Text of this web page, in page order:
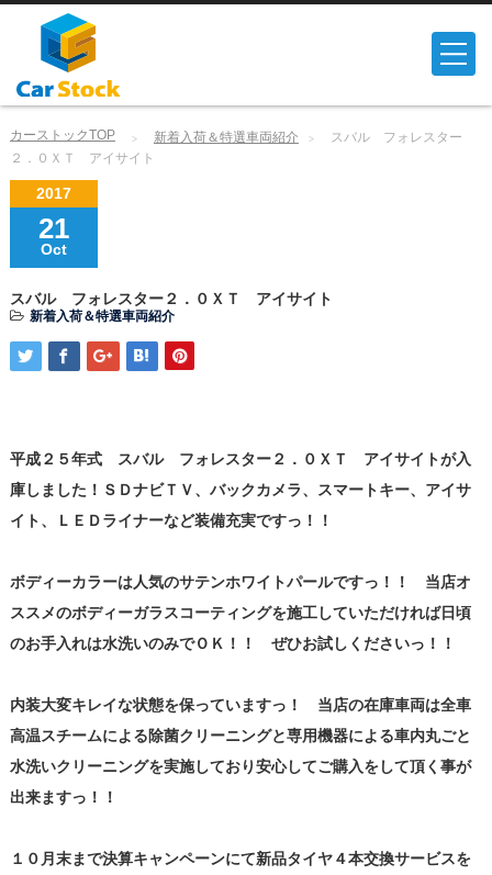
カーストックTOP 新着入荷＆特選車両紹介
スバル フォレスター
２．０ＸＴ アイサイト
2017
21
Oct
スバル フォレスター２．０ＸＴ アイサイト
新着入荷＆特選車両紹介
平成２５年式 スバル フォレスター２．０ＸＴ アイサイトが入
庫しました！ＳＤナビＴＶ、バックカメラ、スマートキー、アイサ
イト、ＬＥＤライナーなど装備充実ですっ！！
ボディーカラーは人気のサテンホワイトパールですっ！！ 当店オ
ススメのボディーガラスコーティングを施工していただければ日頃
のお手入れは水洗いのみでＯＫ！！ ぜひお試しくださいっ！！
内装大変キレイな状態を保っていますっ！ 当店の在庫車両は全車
高温スチームによる除菌クリーニングと専用機器による車内丸ごと
水洗いクリーニングを実施しており安心してご購入をして頂く事が
出来ますっ！！
１０月末まで決算キャンペーンにて新品タイヤ４本交換サービスを